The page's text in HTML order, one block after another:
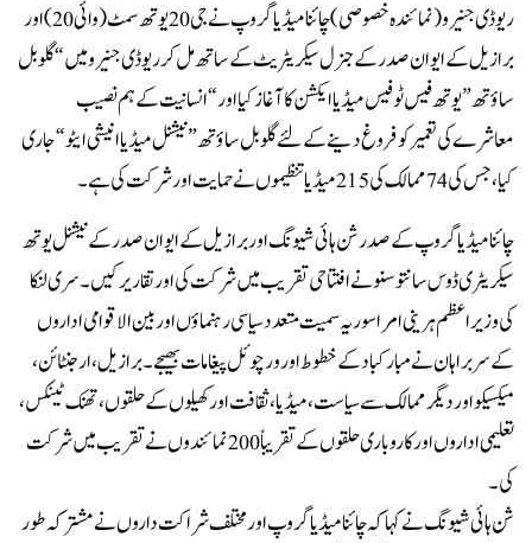
ریو ڈی جنیرو (نمائندہ خصوصی) چائنا میڈیا گروپ نے جی 20 یوتھ سمٹ (وائی 20) اور
برازیل کے ایوان صدر کے جنرل سیکریٹریٹ کے ساتھ مل کر ریو ڈی جنیرو میں “گلوبل
ساؤتھ” یوتھ فیس ٹو فیس میڈیا ایکشن کا آغاز کیا اور “انسانیت کے ہم نصیب
معاشرے کی تعمیر کو فروغ دینے کے لئے گلوبل ساؤتھ” نیشنل میڈیا انیشی ایٹو “جاری
کیا ، جس کی 74 ممالک کی 215 میڈیا تنظیموں نے حمایت اور شرکت کی ہے۔
چائنا میڈیا گروپ کے صدر شن ہائی شیونگ اور برازیل کے ایوان صدر کے نیشنل یوتھ
سیکریٹری ڈوس سانتوسنو نے افتتاحی تقریب میں شرکت کی اور تقاریر کیں۔ سری لنکا
کی وزیر اعظم ہرینی امراسوریہ سمیت متعدد سیاسی رہنماؤں اور بین الاقوامی اداروں
کے سربراہان نے مبارکباد کے خطوط اور ورچوئل پیغامات بھیجے ۔ برازیل، ارجنٹائن،
میکسیکو اور دیگر ممالک سے سیاست، میڈیا، ثقافت اور کھیلوں کے حلقوں، تھنک ٹینکس،
تعلیمی اداروں اور کاروباری حلقوں کےتقریباً 200 نمائندوں نے تقریب میں شرکت
کی۔
شن ہائی شیونگ نے کہا کہ چائنا میڈیا گروپ اور مختلف شراکت داروں نے مشترکہ طور